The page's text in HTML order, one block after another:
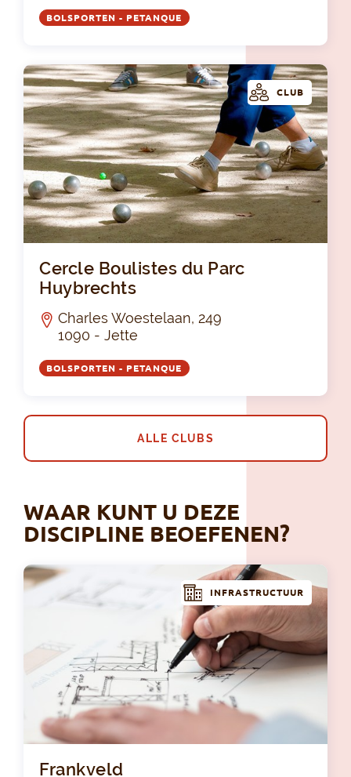
BOLSPORTEN - PETANQUE
CLUB
Cercle Boulistes du Parc
Huybrechts
Charles Woestelaan, 249
1090 - Jette
BOLSPORTEN - PETANQUE
ALLE CLUBS
WAAR KUNT U DEZE
DISCIPLINE BEOEFENEN?
INFRASTRUCTUUR
Frankveld